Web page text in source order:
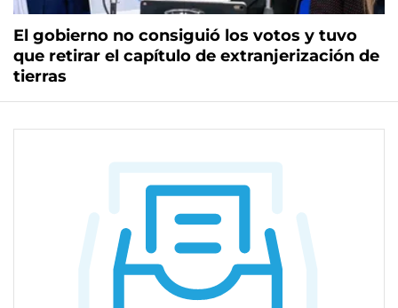
El gobierno no consiguió los votos y tuvo
que retirar el capítulo de extranjerización de
tierras